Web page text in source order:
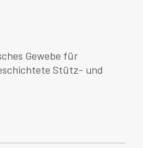
Gewebe für
Stütz- und